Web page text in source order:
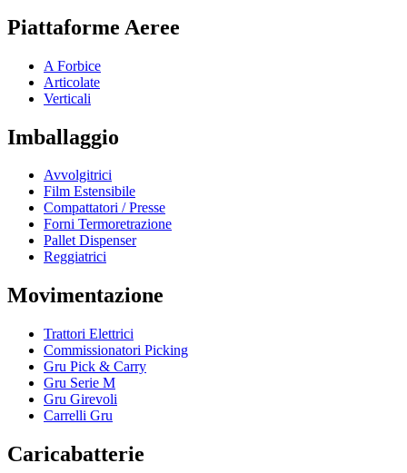
Piattaforme Aeree
A Forbice
Articolate
Verticali
Imballaggio
Avvolgitrici
Film Estensibile
Compattatori / Presse
Forni Termoretrazione
Pallet Dispenser
Reggiatrici
Movimentazione
Trattori Elettrici
Commissionatori Picking
Gru Pick & Carry
Gru Serie M
Gru Girevoli
Carrelli Gru
Caricabatterie